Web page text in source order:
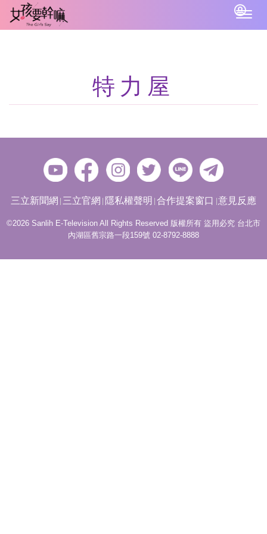
特力屋
三立新聞網 三立官網 隱私權聲明 合作提案窗口 意見反應
©2026 Sanlih E-Television All Rights Reserved 版權所有 盜用必究 台北市
內湖區舊宗路一段159號 02-8792-8888